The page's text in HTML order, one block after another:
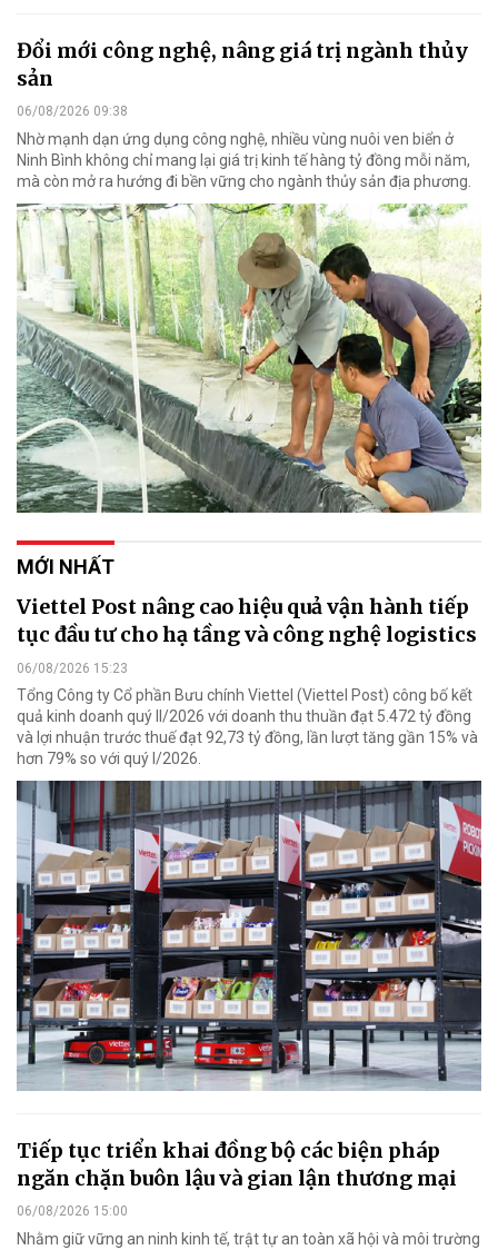
Đổi mới công nghệ, nâng giá trị ngành thủy
sản
06/08/2026 09:38
Nhờ mạnh dạn ứng dụng công nghệ, nhiều vùng nuôi ven biển ở
Ninh Bình không chỉ mang lại giá trị kinh tế hàng tỷ đồng mỗi năm,
mà còn mở ra hướng đi bền vững cho ngành thủy sản địa phương.
MỚI NHẤT
Viettel Post nâng cao hiệu quả vận hành tiếp
tục đầu tư cho hạ tầng và công nghệ logistics
06/08/2026 15:23
Tổng Công ty Cổ phần Bưu chính Viettel (Viettel Post) công bố kết
quả kinh doanh quý II/2026 với doanh thu thuần đạt 5.472 tỷ đồng
và lợi nhuận trước thuế đạt 92,73 tỷ đồng, lần lượt tăng gần 15% và
hơn 79% so với quý I/2026.
Tiếp tục triển khai đồng bộ các biện pháp
ngăn chặn buôn lậu và gian lận thương mại
06/08/2026 15:00
Nhằm giữ vững an ninh kinh tế, trật tự an toàn xã hội và môi trường